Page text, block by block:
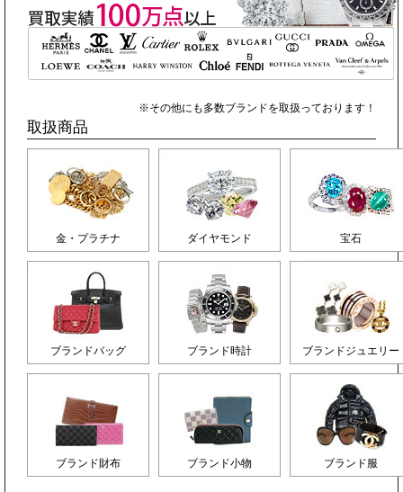
※その他にも多数ブランドを取扱っております！
取扱商品
金・プラチナ ダイヤモンド 宝石
ブランドバッグ ブランド時計 ブランドジュエリー
ブランド財布 ブランド小物 ブランド服